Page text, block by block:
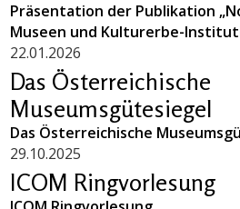
Präsentation der Publikation
Museen und Kulturerbe-
22.01.2026
Das Österreichische
Museumsgütesiegel
Das Österreichische
29.10.2025
ICOM Ringvorlesung